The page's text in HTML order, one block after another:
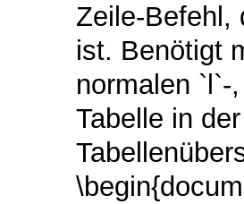
Zeile-Befehl,
ist. Benötigt
normalen `l`-
Tabelle in